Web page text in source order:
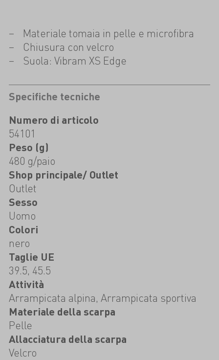
Materiale tomaia in pelle e microfibra
Chiusura con velcro
Suola: Vibram XS Edge
Specifiche tecniche
Numero di articolo
54101
Peso (g)
480 g/paio
Shop principale/ Outlet
Outlet
Sesso
Uomo
Colori
nero
Taglie UE
39.5, 45.5
Attività
Arrampicata alpina, Arrampicata sportiva
Materiale della scarpa
Pelle
Allacciatura della scarpa
Velcro